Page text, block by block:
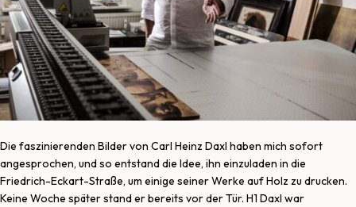
Die faszinierenden Bilder von Carl Heinz Daxl haben mich sofort
angesprochen, und so entstand die Idee, ihn einzuladen in die
Friedrich-Eckart-Straße, um einige seiner Werke auf Holz zu drucken.
Keine Woche später stand er bereits vor der Tür. H1 Daxl war